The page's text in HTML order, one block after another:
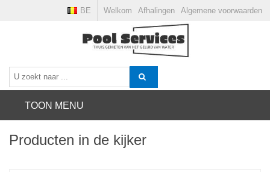
Welkom Afhalingen Algemene voorwaarden
BE
TOON MENU
Producten in de kijker